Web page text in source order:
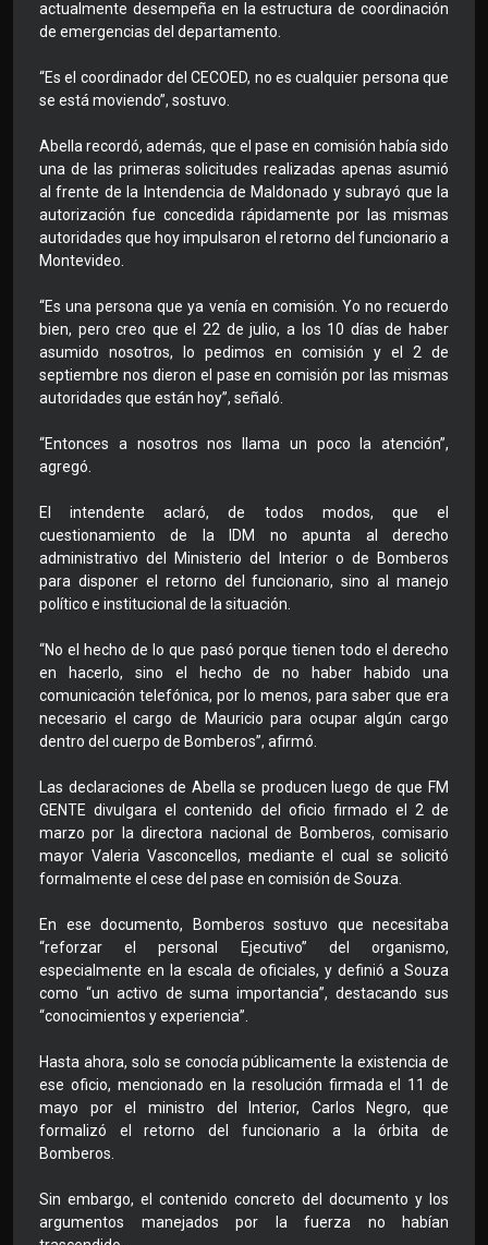
actualmente desempeña en la estructura de coordinación
de emergencias del departamento.
“Es el coordinador del CECOED, no es cualquier persona que
se está moviendo”, sostuvo.
Abella recordó, además, que el pase en comisión había sido
una de las primeras solicitudes realizadas apenas asumió
al frente de la Intendencia de Maldonado y subrayó que la
autorización fue concedida rápidamente por las mismas
autoridades que hoy impulsaron el retorno del funcionario a
Montevideo.
“Es una persona que ya venía en comisión. Yo no recuerdo
bien, pero creo que el 22 de julio, a los 10 días de haber
asumido nosotros, lo pedimos en comisión y el 2 de
septiembre nos dieron el pase en comisión por las mismas
autoridades que están hoy”, señaló.
“Entonces a nosotros nos llama un poco la atención”,
agregó.
El intendente aclaró, de todos modos, que el
cuestionamiento de la IDM no apunta al derecho
administrativo del Ministerio del Interior o de Bomberos
para disponer el retorno del funcionario, sino al manejo
político e institucional de la situación.
“No el hecho de lo que pasó porque tienen todo el derecho
en hacerlo, sino el hecho de no haber habido una
comunicación telefónica, por lo menos, para saber que era
necesario el cargo de Mauricio para ocupar algún cargo
dentro del cuerpo de Bomberos”, afirmó.
Las declaraciones de Abella se producen luego de que FM
GENTE divulgara el contenido del oficio firmado el 2 de
marzo por la directora nacional de Bomberos, comisario
mayor Valeria Vasconcellos, mediante el cual se solicitó
formalmente el cese del pase en comisión de Souza.
En ese documento, Bomberos sostuvo que necesitaba
“reforzar el personal Ejecutivo” del organismo,
especialmente en la escala de oficiales, y definió a Souza
como “un activo de suma importancia”, destacando sus
“conocimientos y experiencia”.
Hasta ahora, solo se conocía públicamente la existencia de
ese oficio, mencionado en la resolución firmada el 11 de
mayo por el ministro del Interior, Carlos Negro, que
formalizó el retorno del funcionario a la órbita de
Bomberos.
Sin embargo, el contenido concreto del documento y los
argumentos manejados por la fuerza no habían